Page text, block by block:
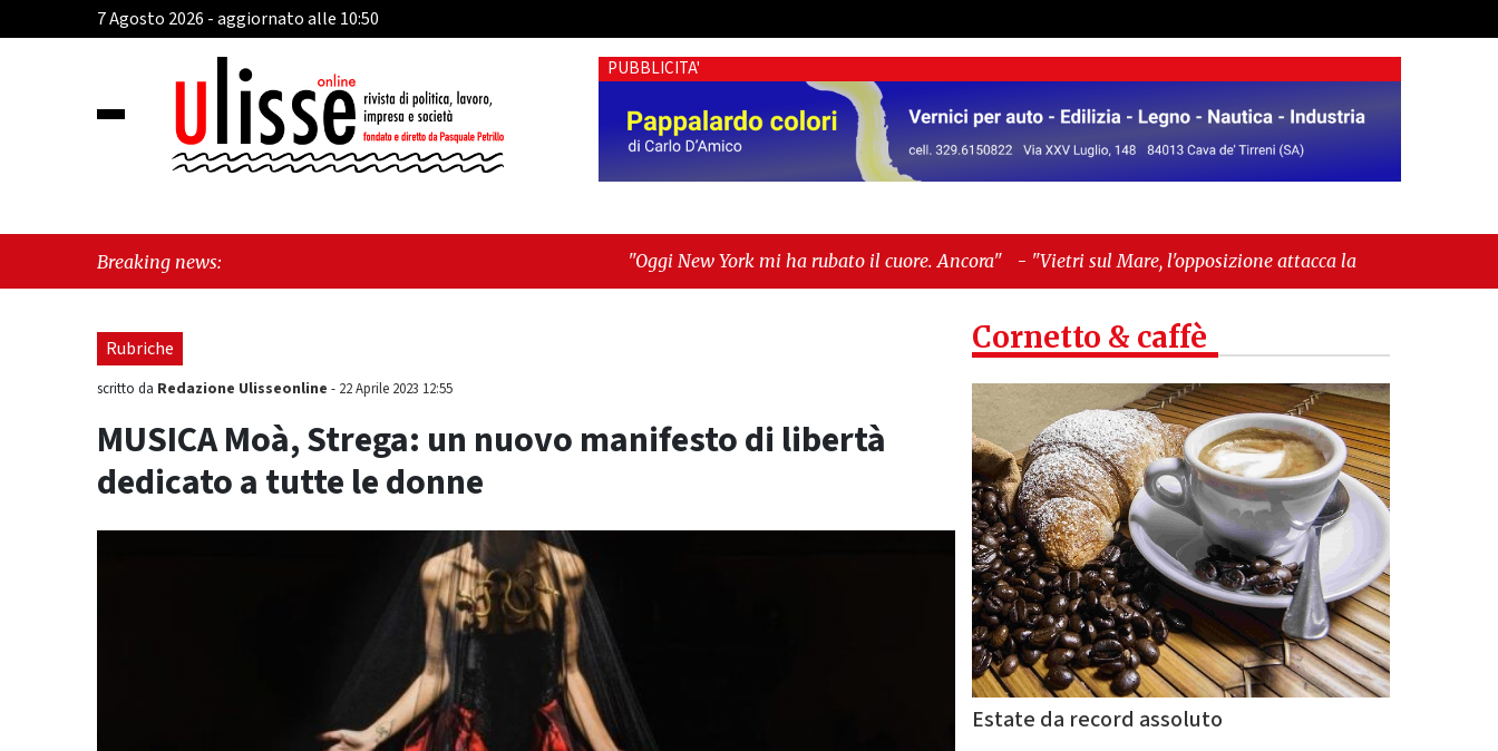
7 Agosto 2026 - aggiornato alle 10:50
PUBBLICITA'
Breaking news: "Oggi New York mi ha rubato il cuore. Ancora" - "Vietri sul Mare, l'opposizione attacca la maggioranza: «Delibere
approvate al buio e Tari con dati errati. Ora esposto alla Corte dei Conti»"
Rubriche
scritto da Redazione Ulisseonline - 22 Aprile 2023 12:55
MUSICA Moà, Strega: un nuovo manifesto di libertà
dedicato a tutte le donne
Cornetto & caffè
Estate da record assoluto